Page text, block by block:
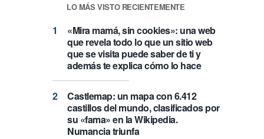
LO MÁS VISTO RECIENTEMENTE
«Mira mamá, sin cookies»: una web
que revela todo lo que un sitio web
que se visita puede saber de ti y
además te explica cómo lo hace
Castlemap: un mapa con 6.412
castillos del mundo, clasificados por
su «fama» en la Wikipedia.
Numancia triunfa